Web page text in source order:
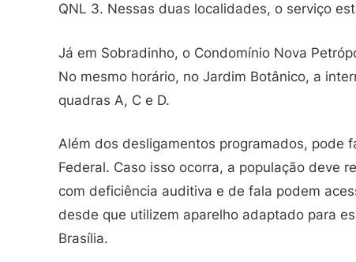
QNL 3. Nessas duas localidades, o serviço
Já em Sobradinho, o Condomínio Nova
No mesmo horário, no Jardim Botânico, a
quadras A, C e D.
Além dos desligamentos programados, pode
Federal. Caso isso ocorra, a população deve
com deficiência auditiva e de fala podem
desde que utilizem aparelho adaptado para
Brasília.